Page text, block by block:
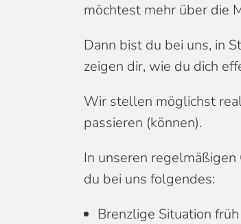
möchtest mehr über die
Dann bist du bei uns, in
zeigen dir, wie du dich
Wir stellen möglichst
passieren (können).
In unseren
du bei uns folgendes:
Brenzlige Situation